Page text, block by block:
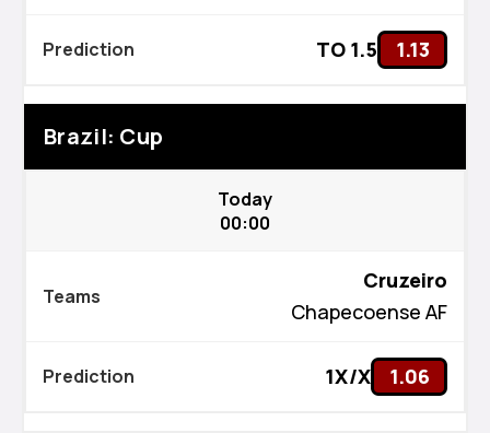
TO 1.5 1.13
Brazil: Cup
Today
00:00
Cruzeiro
Chapecoense AF
1X/X 1.06
Bahasa Indonesia
বাংলা